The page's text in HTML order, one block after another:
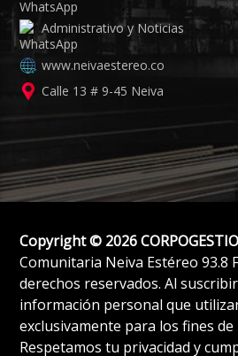
Administrativo y Noticias
www.neivaestereo.co
Calle 13 # 9-45 Neiva
Copyright © 2026
Comunitaria Neiva Estéreo 93.8
derechos reservados. Al
información personal que
exclusivamente para los fines de
Respetamos tu privacidad y